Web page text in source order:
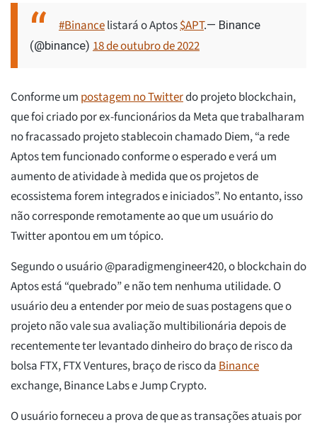
#Binancelistará o Aptos$APT.— Binance
(@binance) 18 de outubro de 2022
Conforme um postagem no Twitterdo projeto blockchain,
que foi criado por ex-funcionários da Meta que trabalharam
no fracassado projeto stablecoin chamado Diem, “a rede
Aptos tem funcionado conforme o esperado e verá um
aumento de atividade à medida que os projetos de
ecossistema forem integrados e iniciados”. No entanto, isso
não corresponde remotamente ao que um usuário do
Twitter apontou em um tópico.
Segundo o usuário @paradigmengineer420, o blockchain do
Aptos está “quebrado” e não tem nenhuma utilidade. O
usuário deu a entender por meio de suas postagens que o
projeto não vale sua avaliação multibilionária depois de
recentemente ter levantado dinheiro do braço de risco da
bolsa FTX, FTX Ventures, braço de risco daBinance
exchange, Binance Labs e Jump Crypto.
O usuário forneceu a prova de que as transações atuais por